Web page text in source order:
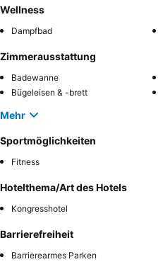
Wellness
Dampfbad
Zimmerausstattung
Badewanne
Bügeleisen & -brett
Mehr
Sportmöglichkeiten
Fitness
Hotelthema/Art des Hotels
Kongresshotel
Barrierefreiheit
Barrierearmes Parken